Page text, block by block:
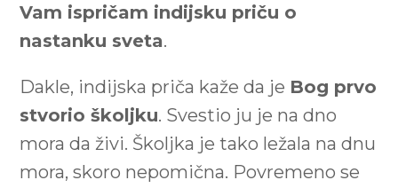
Vam ispričam indijsku priču o
nastanku sveta.
Dakle, indijska priča kaže da je Bog prvo
stvorio školjku. Svestio ju je na dno
mora da živi. Školjka je tako ležala na dnu
mora, skoro nepomična. Povremeno se